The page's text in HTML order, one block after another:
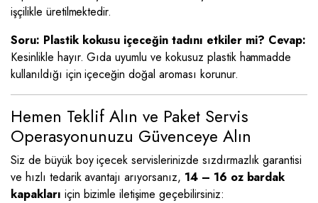
işçilikle üretilmektedir.
Soru: Plastik kokusu içeceğin tadını etkiler mi? Cevap:
Kesinlikle hayır. Gıda uyumlu ve kokusuz plastik hammadde
kullanıldığı için içeceğin doğal aroması korunur.
Hemen Teklif Alın ve Paket Servis
Operasyonunuzu Güvenceye Alın
Siz de büyük boy içecek servislerinizde sızdırmazlık garantisi
ve hızlı tedarik avantajı arıyorsanız, 14 – 16 oz bardak
kapakları için bizimle iletişime geçebilirsiniz: